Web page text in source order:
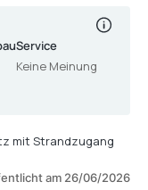
Service
Keine Meinung
mit Strandzugang
am 26/06/2026